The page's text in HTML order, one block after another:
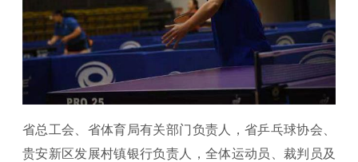
省总工会、省体育局有关部门负责人，省乒乓球协会、
贵安新区发展村镇银行负责人，全体运动员、裁判员及